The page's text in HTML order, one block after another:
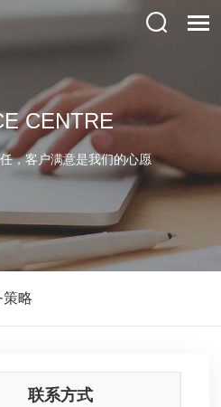
CENTRE
，客户满意是我们的心愿
策略
联系方式